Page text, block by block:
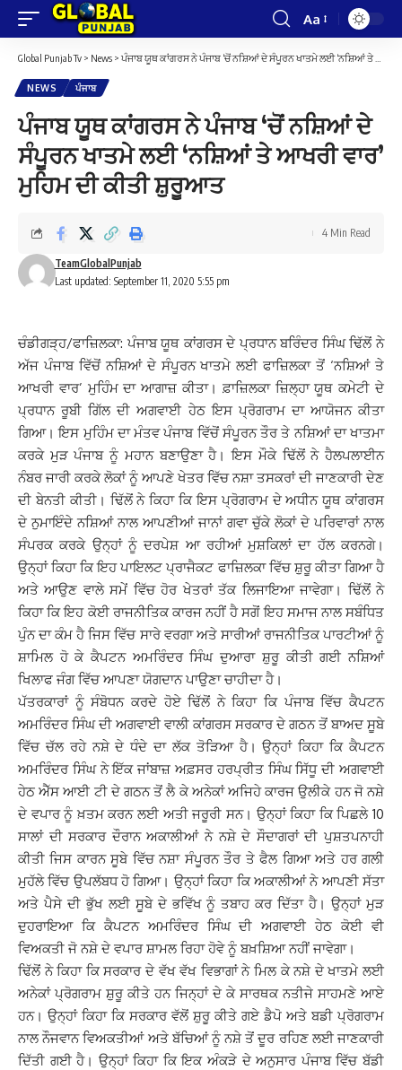
Font
Resizer
Aa
Global Punjab Tv > News > ਪੰਜਾਬ ਯੂਥ ਕਾਂਗਰਸ ਨੇ ਪੰਜਾਬ ‘ਚੋਂ ਨਸ਼ਿਆਂ ਦੇ ਸੰਪੂਰਨ ਖਾਤਮੇ ਲਈ ‘ਨਸ਼ਿਆਂ ਤੇ ਆਖਰੀ ਵਾਰ’ ਮੁਹਿਮ ਦੀ ਕੀਤੀ ਸ਼ੁਰੂਆਤ
NEWS ਪੰਜਾਬ
ਪੰਜਾਬ ਯੂਥ ਕਾਂਗਰਸ ਨੇ ਪੰਜਾਬ ‘ਚੋਂ ਨਸ਼ਿਆਂ ਦੇ
ਸੰਪੂਰਨ ਖਾਤਮੇ ਲਈ ‘ਨਸ਼ਿਆਂ ਤੇ ਆਖਰੀ ਵਾਰ’
ਮੁਹਿਮ ਦੀ ਕੀਤੀ ਸ਼ੁਰੂਆਤ
Last updated: September 11, 2020 5:55 pm
TeamGlobalPunjab
4 Min Read
ਚੰਡੀਗੜ੍ਹ/ਫਾਜ਼ਿਲਕਾ: ਪੰਜਾਬ ਯੂਥ ਕਾਂਗਰਸ ਦੇ ਪ੍ਰਧਾਨ ਬਰਿੰਦਰ ਸਿੰਘ ਢਿੱਲੋਂ ਨੇ
ਅੱਜ ਪੰਜਾਬ ਵਿੱਚੋਂ ਨਸ਼ਿਆਂ ਦੇ ਸੰਪੂਰਨ ਖਾਤਮੇ ਲਈ ਫਾਜ਼ਿਲਕਾ ਤੋਂ ‘ਨਸ਼ਿਆਂ ਤੇ
ਆਖਰੀ ਵਾਰ’ ਮੁਹਿੰਮ ਦਾ ਆਗਾਜ਼ ਕੀਤਾ। ਫ਼ਾਜ਼ਿਲਕਾ ਜ਼ਿਲ੍ਹਾ ਯੂਥ ਕਮੇਟੀ ਦੇ
ਪ੍ਰਧਾਨ ਰੂਬੀ ਗਿੱਲ ਦੀ ਅਗਵਾਈ ਹੇਠ ਇਸ ਪ੍ਰੋਗਰਾਮ ਦਾ ਆਯੋਜਨ ਕੀਤਾ
ਗਿਆ। ਇਸ ਮੁਹਿੰਮ ਦਾ ਮੰਤਵ ਪੰਜਾਬ ਵਿੱਚੋਂ ਸੰਪੂਰਨ ਤੌਰ ਤੇ ਨਸ਼ਿਆਂ ਦਾ ਖਾਤਮਾ
ਕਰਕੇ ਮੁੜ ਪੰਜਾਬ ਨੂੰ ਮਹਾਨ ਬਣਾਉਣਾ ਹੈ। ਇਸ ਮੌਕੇ ਢਿੱਲੋਂ ਨੇ ਹੈਲਪਲਾਈਨ
ਨੰਬਰ ਜਾਰੀ ਕਰਕੇ ਲੋਕਾਂ ਨੂੰ ਆਪਣੇ ਖੇਤਰ ਵਿੱਚ ਨਸ਼ਾ ਤਸਕਰਾਂ ਦੀ ਜਾਣਕਾਰੀ ਦੇਣ
ਦੀ ਬੇਨਤੀ ਕੀਤੀ। ਢਿੱਲੋਂ ਨੇ ਕਿਹਾ ਕਿ ਇਸ ਪ੍ਰੋਗਰਾਮ ਦੇ ਅਧੀਨ ਯੂਥ ਕਾਂਗਰਸ
ਦੇ ਨੁਮਾਇੰਦੇ ਨਸ਼ਿਆਂ ਨਾਲ ਆਪਣੀਆਂ ਜਾਨਾਂ ਗਵਾ ਚੁੱਕੇ ਲੋਕਾਂ ਦੇ ਪਰਿਵਾਰਾਂ ਨਾਲ
ਸੰਪਰਕ ਕਰਕੇ ਉਨ੍ਹਾਂ ਨੂੰ ਦਰਪੇਸ਼ ਆ ਰਹੀਆਂ ਮੁਸ਼ਕਿਲਾਂ ਦਾ ਹੱਲ ਕਰਨਗੇ।
ਉਨ੍ਹਾਂ ਕਿਹਾ ਕਿ ਇਹ ਪਾਇਲਟ ਪ੍ਰਾਜੈਕਟ ਫਾਜ਼ਿਲਕਾ ਵਿੱਚ ਸ਼ੁਰੂ ਕੀਤਾ ਗਿਆ ਹੈ
ਅਤੇ ਆਉਣ ਵਾਲੇ ਸਮੇਂ ਵਿੱਚ ਹੋਰ ਖੇਤਰਾਂ ਤੱਕ ਲਿਜਾਇਆ ਜਾਵੇਗਾ। ਢਿੱਲੋਂ ਨੇ
ਕਿਹਾ ਕਿ ਇਹ ਕੋਈ ਰਾਜਨੀਤਿਕ ਕਾਰਜ ਨਹੀਂ ਹੈ ਸਗੋਂ ਇਹ ਸਮਾਜ ਨਾਲ ਸਬੰਧਿਤ
ਪੁੰਨ ਦਾ ਕੰਮ ਹੈ ਜਿਸ ਵਿੱਚ ਸਾਰੇ ਵਰਗਾ ਅਤੇ ਸਾਰੀਆਂ ਰਾਜਨੀਤਿਕ ਪਾਰਟੀਆਂ ਨੂੰ
ਸ਼ਾਮਿਲ ਹੋ ਕੇ ਕੈਪਟਨ ਅਮਰਿੰਦਰ ਸਿੰਘ ਦੁਆਰਾ ਸ਼ੁਰੂ ਕੀਤੀ ਗਈ ਨਸ਼ਿਆਂ
ਖਿਲਾਫ ਜੰਗ ਵਿੱਚ ਆਪਣਾ ਯੋਗਦਾਨ ਪਾਉਣਾ ਚਾਹੀਦਾ ਹੈ।
ਪੱਤਰਕਾਰਾਂ ਨੂੰ ਸੰਬੋਧਨ ਕਰਦੇ ਹੋਏ ਢਿੱਲੋਂ ਨੇ ਕਿਹਾ ਕਿ ਪੰਜਾਬ ਵਿੱਚ ਕੈਪਟਨ
ਅਮਰਿੰਦਰ ਸਿੰਘ ਦੀ ਅਗਵਾਈ ਵਾਲੀ ਕਾਂਗਰਸ ਸਰਕਾਰ ਦੇ ਗਠਨ ਤੋਂ ਬਾਅਦ ਸੂਬੇ
ਵਿੱਚ ਚੱਲ ਰਹੇ ਨਸ਼ੇ ਦੇ ਧੰਦੇ ਦਾ ਲੱਕ ਤੋੜਿਆ ਹੈ। ਉਨ੍ਹਾਂ ਕਿਹਾ ਕਿ ਕੈਪਟਨ
ਅਮਰਿੰਦਰ ਸਿੰਘ ਨੇ ਇੱਕ ਜਾਂਬਾਜ਼ ਅਫ਼ਸਰ ਹਰਪ੍ਰੀਤ ਸਿੰਘ ਸਿੱਧੂ ਦੀ ਅਗਵਾਈ
ਹੇਠ ਐੱਸ ਆਈ ਟੀ ਦੇ ਗਠਨ ਤੋਂ ਲੈ ਕੇ ਅਨੇਕਾਂ ਅਜਿਹੇ ਕਾਰਜ ਉਲੀਕੇ ਹਨ ਜੋ ਨਸ਼ੇ
ਦੇ ਵਪਾਰ ਨੂੰ ਖ਼ਤਮ ਕਰਨ ਲਈ ਅਤੀ ਜਰੂਰੀ ਸਨ। ਉਨ੍ਹਾਂ ਕਿਹਾ ਕਿ ਪਿਛਲੇ 10
ਸਾਲਾਂ ਦੀ ਸਰਕਾਰ ਦੌਰਾਨ ਅਕਾਲੀਆਂ ਨੇ ਨਸ਼ੇ ਦੇ ਸੌਦਾਗਰਾਂ ਦੀ ਪੁਸ਼ਤਪਨਾਹੀ
ਕੀਤੀ ਜਿਸ ਕਾਰਨ ਸੂਬੇ ਵਿੱਚ ਨਸ਼ਾ ਸੰਪੂਰਨ ਤੌਰ ਤੇ ਫੈਲ ਗਿਆ ਅਤੇ ਹਰ ਗਲੀ
ਮੁਹੱਲੇ ਵਿੱਚ ਉਪਲੱਬਧ ਹੋ ਗਿਆ। ਉਨ੍ਹਾਂ ਕਿਹਾ ਕਿ ਅਕਾਲੀਆਂ ਨੇ ਆਪਣੀ ਸੱਤਾ
ਅਤੇ ਪੈਸੇ ਦੀ ਭੁੱਖ ਲਈ ਸੂਬੇ ਦੇ ਭਵਿੱਖ ਨੂੰ ਤਬਾਹ ਕਰ ਦਿੱਤਾ ਹੈ। ਉਨ੍ਹਾਂ ਮੁੜ
ਦੁਹਰਾਇਆ ਕਿ ਕੈਪਟਨ ਅਮਰਿੰਦਰ ਸਿੰਘ ਦੀ ਅਗਵਾਈ ਹੇਠ ਕੋਈ ਵੀ
ਵਿਅਕਤੀ ਜੋ ਨਸ਼ੇ ਦੇ ਵਪਾਰ ਸ਼ਾਮਲ ਰਿਹਾ ਹੋਵੇ ਨੂੰ ਬਖ਼ਸ਼ਿਆ ਨਹੀਂ ਜਾਵੇਗਾ।
ਢਿੱਲੋਂ ਨੇ ਕਿਹਾ ਕਿ ਸਰਕਾਰ ਦੇ ਵੱਖ ਵੱਖ ਵਿਭਾਗਾਂ ਨੇ ਮਿਲ ਕੇ ਨਸ਼ੇ ਦੇ ਖਾਤਮੇ ਲਈ
ਅਨੇਕਾਂ ਪ੍ਰੋਗਰਾਮ ਸ਼ੁਰੂ ਕੀਤੇ ਹਨ ਜਿਨ੍ਹਾਂ ਦੇ ਕੇ ਸਾਰਥਕ ਨਤੀਜੇ ਸਾਹਮਣੇ ਆਏ
ਹਨ। ਉਨ੍ਹਾਂ ਕਿਹਾ ਕਿ ਸਰਕਾਰ ਵੱਲੋਂ ਸ਼ੁਰੂ ਕੀਤੇ ਗਏ ਡੈਪੋ ਅਤੇ ਬਡੀ ਪ੍ਰੋਗਰਾਮ
ਨਾਲ ਨੌਜਵਾਨ ਵਿਅਕਤੀਆਂ ਅਤੇ ਬੱਚਿਆਂ ਨੂੰ ਨਸ਼ੇ ਤੋਂ ਦੂਰ ਰਹਿਣ ਲਈ ਜਾਣਕਾਰੀ
ਦਿੱਤੀ ਗਈ ਹੈ। ਉਨ੍ਹਾਂ ਕਿਹਾ ਕਿ ਇਕ ਅੰਕੜੇ ਦੇ ਅਨੁਸਾਰ ਪੰਜਾਬ ਵਿੱਚ ਬੱਡੀ